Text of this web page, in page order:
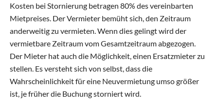
Kosten bei Stornierung betragen 80% des vereinbarten
Mietpreises. Der Vermieter bemüht sich, den Zeitraum
anderweitig zu vermieten. Wenn dies gelingt wird der
vermietbare Zeitraum vom Gesamtzeitraum abgezogen.
Der Mieter hat auch die Möglichkeit, einen Ersatzmieter zu
stellen. Es versteht sich von selbst, dass die
Wahrscheinlichkeit für eine Neuvermietung umso größer
ist, je früher die Buchung storniert wird.